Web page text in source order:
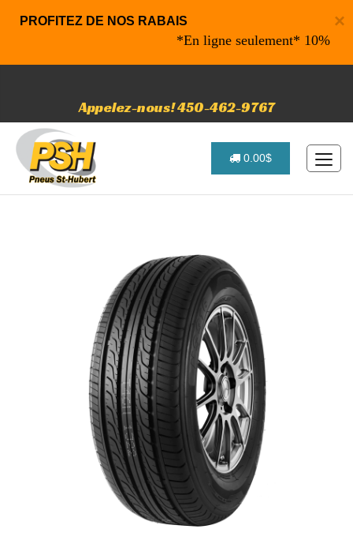
×
PROFITEZ DE NOS RABAIS
*En ligne seulement* 10% de
Appelez-nous! 450-462-9767
0.00$